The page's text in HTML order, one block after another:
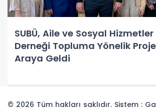
SUBÜ, Aile ve Sosyal
Derneği Topluma Yönelik
Araya Geldi
© 2026 Tüm hakları saklıdır. Sistem :